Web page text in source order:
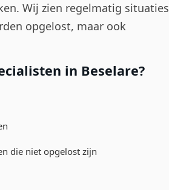
Wij zien regelmatig situaties
opgelost, maar ook
in Beselare?
die niet opgelost zijn